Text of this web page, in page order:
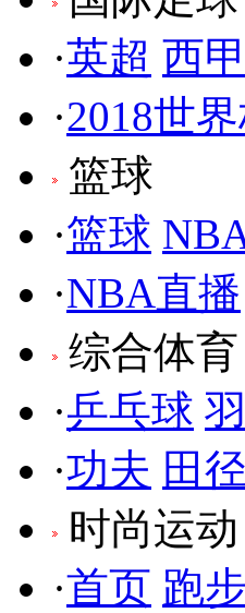
·英超 西甲
·2018世
篮球
·篮球
·NBA直播
综合体育
·乒乓球
·功夫 田径
时尚运动
·首页 跑